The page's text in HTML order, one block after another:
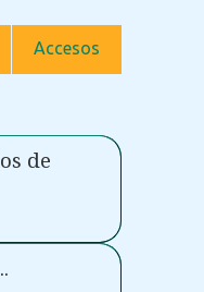
Accesos
de